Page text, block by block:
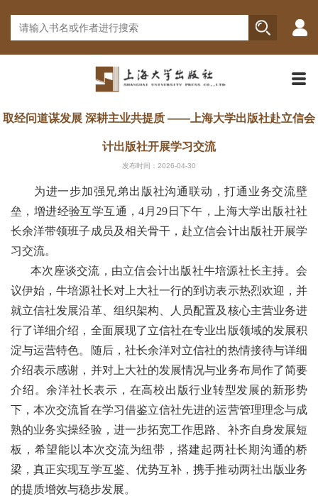
取经问道谋发展 深耕主业共提质 ——上海大学出版社赴立信会
计出版社开展学习交流
发布时间：2026-04-30
为进一步加强兄弟出版社沟通联动，打通业务交流壁
垒，增进经验互学互通，4月29日下午，上海大学出版社社
长余洋带领班子成员及相关骨干，赴立信会计出版社开展学
习交流。
本次座谈交流，由立信会计出版社牛培源社长主持。会
议伊始，牛培源社长对上大社一行的到访表示热烈欢迎，并
就立信社发展沿革、组织架构、人员配置及核心主营业务进
行了详细介绍，全面展现了立信社在专业出版领域的发展积
淀与运营特色。随后，社长余洋对立信社的热情接待与详细
介绍表示感谢，并对上大社的发展情况与业务布局作了简要
介绍。余洋社长表示，在高校出版行业转型发展的新形势
下，本次交流旨在学习借鉴立信社先进的运营管理理念与成
熟的业务实操经验，进一步拓宽工作思路、补齐自身发展短
板，希望能以本次交流为纽带，搭建起两社长期沟通的桥
梁，真正实现互学互鉴、优势互补，携手推动两社出版业务
的提质增效与稳步发展。